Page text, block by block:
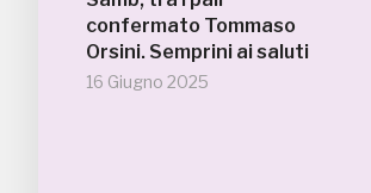
confermato Tommaso
Orsini. Semprini ai saluti
16 Giugno 2025